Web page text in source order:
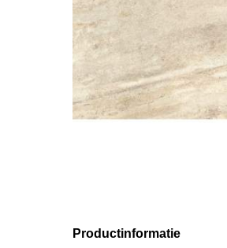
Productinformatie